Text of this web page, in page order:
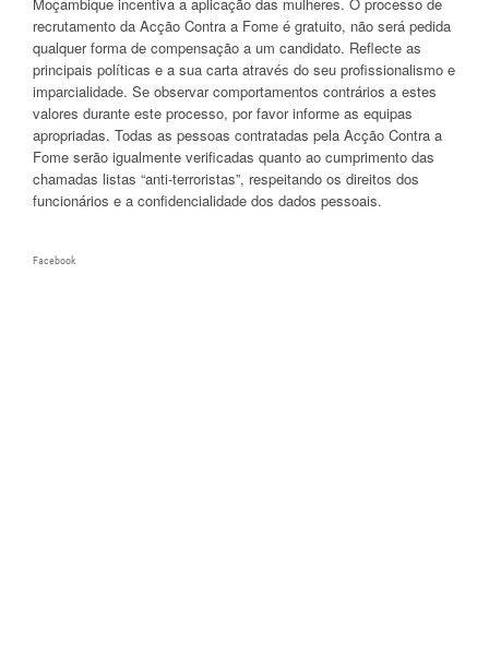
recrutamento da Acção Contra a Fome é gratuito, não será pedida
qualquer forma de compensação a um candidato. Reflecte as
principais políticas e a sua carta através do seu profissionalismo e
imparcialidade. Se observar comportamentos contrários a estes
valores durante este processo, por favor informe as equipas
apropriadas. Todas as pessoas contratadas pela Acção Contra a
Fome serão igualmente verificadas quanto ao cumprimento das
chamadas listas “anti-terroristas”, respeitando os direitos dos
funcionários e a confidencialidade dos dados pessoais.
Facebook